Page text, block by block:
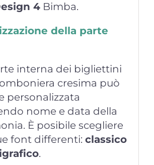
4Bimba.
della parte
interna dei bigliettini
cresima può
personalizzata
nome e data della
È posibile scegliere
font differenti: classico
.